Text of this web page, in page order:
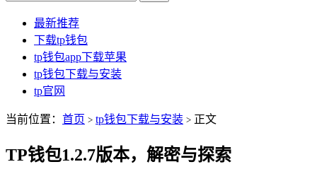
最新推荐
下载tp钱包
tp钱包app下载苹果
tp钱包下载与安装
tp官网
当前位置： 首页 > tp钱包下载与安装 > 正文
TP钱包1.2.7版本，解密与探索